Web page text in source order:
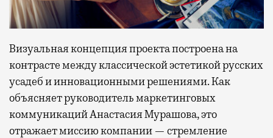
Визуальная концепция проекта построена на
контрасте между классической эстетикой русских
усадеб и инновационными решениями. Как
объясняет руководитель маркетинговых
коммуникаций Анастасия Мурашова, это
отражает миссию компании — стремление